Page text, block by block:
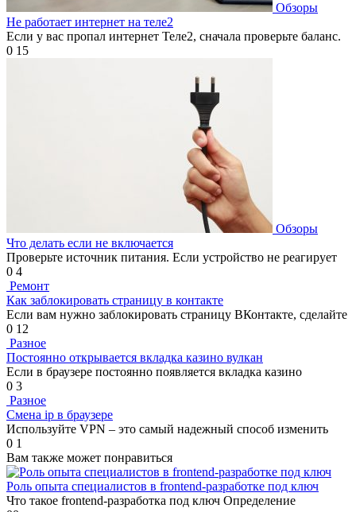
Обзоры
Не работает интернет на теле2
Если у вас пропал интернет Теле2, сначала проверьте баланс.
0 15
Обзоры
Что делать если не включается
Проверьте источник питания. Если устройство не реагирует
0 4
Ремонт
Как заблокировать страницу в контакте
Если вам нужно заблокировать страницу ВКонтакте, сделайте
0 12
Разное
Постоянно открывается вкладка казино вулкан
Если в браузере постоянно появляется вкладка казино
0 3
Разное
Смена ip в браузере
Используйте VPN – это самый надежный способ изменить
0 1
Вам также может понравиться
Роль опыта специалистов в frontend-разработке под ключ
Что такое frontend-разработка под ключ Определение